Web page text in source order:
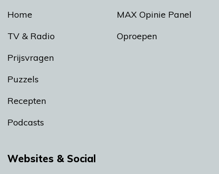
Home
TV & Radio
Prijsvragen
Puzzels
Recepten
Podcasts
MAX Opinie Panel
Oproepen
Websites & Social